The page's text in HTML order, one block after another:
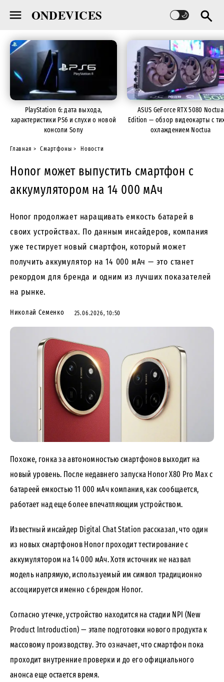
ONDEVICES
PlayStation 6: дата выхода,
характеристики PS6 и слухи о новой
консоли Sony
ASUS GeForce RTX 5080 Noctua
Edition — обзор видеокарты с
охлаждением Noctua
Главная Смартфоны Новости
Honor может выпустить смартфон с
аккумулятором на 14 000 мАч
Honor продолжает наращивать емкость батарей в
своих устройствах. По данным инсайдеров, компания
уже тестирует новый смартфон, который может
получить аккумулятор на 14 000 мАч — это станет
рекордом для бренда и одним из лучших показателей
на рынке.
Николай Семенко 25.06.2026, 10:50
Похоже, гонка за автономностью смартфонов выходит на
новый уровень. После недавнего запуска Honor X80 Pro Max с
батареей емкостью 11 000 мАч компания, как сообщается,
работает над еще более впечатляющим устройством.
Известный инсайдер Digital Chat Station рассказал, что один
из новых смартфонов Honor проходит тестирование с
аккумулятором на 14 000 мАч. Хотя источник не назвал
модель напрямую, используемый им символ традиционно
ассоциируется именно с брендом Honor.
Согласно утечке, устройство находится на стадии NPI (New
Product Introduction) — этапе подготовки нового продукта к
массовому производству. Это означает, что смартфон пока
проходит внутренние проверки и до его официального
анонса еще остается время.